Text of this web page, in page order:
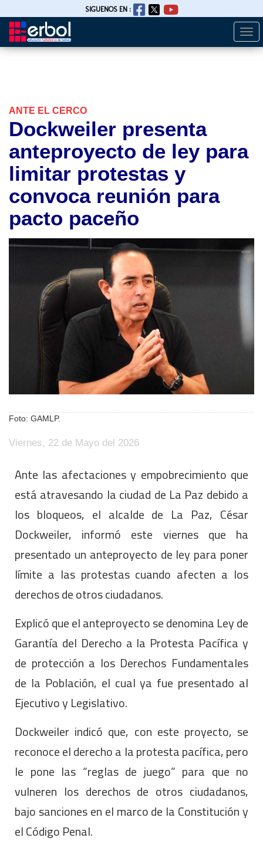
Pasar
SIGUENOS EN :
ANTE EL CERCO
Dockweiler presenta
anteproyecto de ley para
limitar protestas y
convoca reunión para
pacto paceño
Foto: GAMLP.
Viernes, 22 de Mayo del 2026
Ante las afectaciones y empobrecimiento que
está atravesando la ciudad de La Paz debido a
los bloqueos, el alcalde de La Paz, César
Dockweiler, informó este viernes que ha
presentado un anteproyecto de ley para poner
límite a las protestas cuando afecten a los
derechos de otros ciudadanos.
Explicó que el anteproyecto se denomina Ley de
Garantía del Derecho a la Protesta Pacífica y
de protección a los Derechos Fundamentales
de la Población, el cual ya fue presentado al
Ejecutivo y Legislativo.
Dockweiler indicó que, con este proyecto, se
reconoce el derecho a la protesta pacífica, pero
le pone las “reglas de juego” para que no
vulneren los derechos de otros ciudadanos,
bajo sanciones en el marco de la Constitución y
el Código Penal.